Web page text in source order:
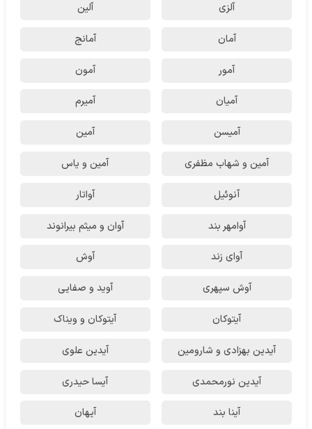
آلزی آلین
آمان آمانج
آمور آمون
آمیان آمیرم
آمیسن آمین
آمین و شهاب مظفری آمین و یاس
آنوئیل آواتار
آوامهر بند آوان و میثم بیرانوند
آوای زند آوش
آوش سپهری آوید و صفایی
آیتوکان آیتوکان و ویناک
آیدین بهزادی و شارومین آیدین علوی
آیدین نورمحمدی آیسا حیدری
آینا بند آیهان